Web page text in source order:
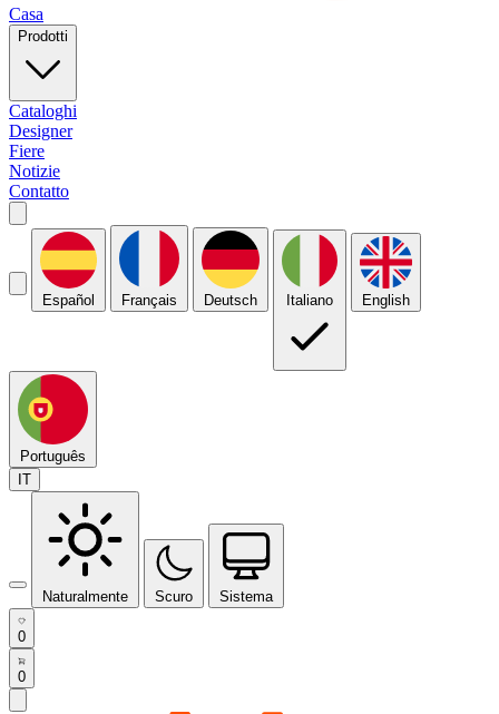
Casa
Prodotti
Cataloghi
Designer
Fiere
Notizie
Contatto
Español Français Deutsch Italiano English
Português
IT
Naturalmente Scuro Sistema
0
0